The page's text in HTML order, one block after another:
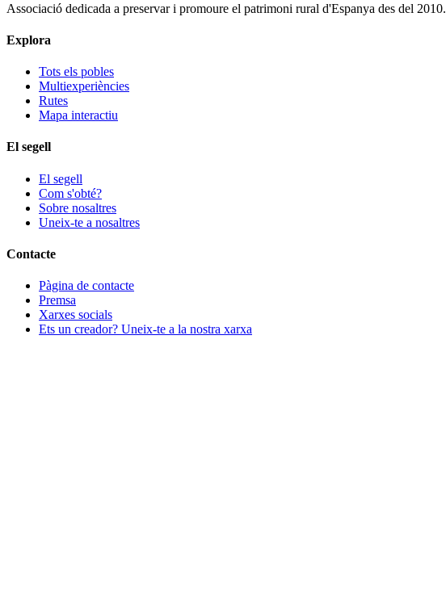
Associació dedicada a preservar i promoure el patrimoni rural d'Espanya des del 2010.
Explora
Tots els pobles
Multiexperiències
Rutes
Mapa interactiu
El segell
El segell
Com s'obté?
Sobre nosaltres
Uneix-te a nosaltres
Contacte
Pàgina de contacte
Premsa
Xarxes socials
Ets un creador? Uneix-te a la nostra xarxa